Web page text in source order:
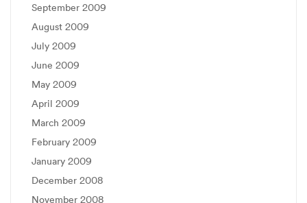
September 2009
August 2009
July 2009
June 2009
May 2009
April 2009
March 2009
February 2009
January 2009
December 2008
November 2008